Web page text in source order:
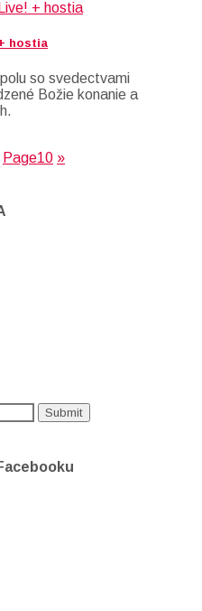
hostia
so svedectvami
Božie konanie a
Page10 »